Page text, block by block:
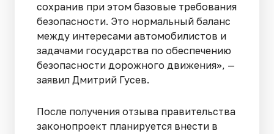
сохранив при этом базовые требования
безопасности. Это нормальный баланс
между интересами автомобилистов и
задачами государства по обеспечению
безопасности дорожного движения», —
заявил Дмитрий Гусев.
После получения отзыва правительства
законопроект планируется внести в